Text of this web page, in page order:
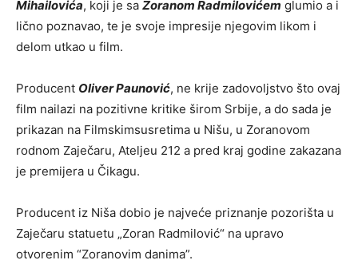
Mihailovića, koji je sa Zoranom Radmilovićem glumio a i
lično poznavao, te je svoje impresije njegovim likom i
delom utkao u film.
Producent Oliver Paunović, ne krije zadovoljstvo što ovaj
film nailazi na pozitivne kritike širom Srbije, a do sada je
prikazan na Filmskimsusretima u Nišu, u Zoranovom
rodnom Zaječaru, Ateljeu 212 a pred kraj godine zakazana
je premijera u Čikagu.
Producent iz Niša dobio je najveće priznanje pozorišta u
Zaječaru statuetu „Zoran Radmilović“ na upravo
otvorenim “Zoranovim danima”.